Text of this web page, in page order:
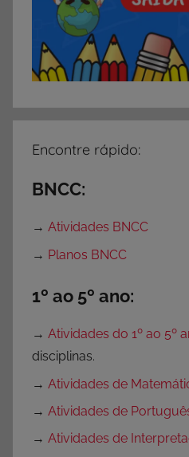
Encontre rápido:
BNCC:
→ Atividades BNCC
→ Planos BNCC
1º ao 5º ano:
→ Atividades do 1º ao 5º
disciplinas.
→ Atividades de
→ Atividades de
→ Atividades de